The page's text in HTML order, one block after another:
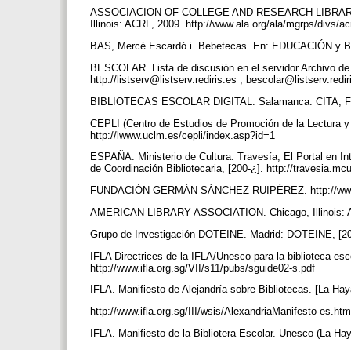
ASSOCIACION OF COLLEGE AND RESEARCH
Illinois: ACRL, 2009. http://www.ala.org/ala/mgrps/
BAS, Mercé Escardó i. Bebetecas. En: EDUCACIÓN y
BESCOLAR. Lista de discusión en el servidor Archivo
http://listserv@listserv.rediris.es ;
BIBLIOTECAS ESCOLAR DIGITAL. Salamanca:
CEPLI (Centro de Estudios de Promoción de la Lectura
http://lwww.uclm.es/cepli/index.asp?id=1
ESPAÑA. Ministerio de Cultura. Travesía, El Portal en
de Coordinación Bibliotecaria, [200-¿]. http://
FUNDACIÓN GERMÁN SÁNCHEZ RUIPÉREZ. http://
AMERICAN LIBRARY ASSOCIATION. Chicago,
Grupo de Investigación DOTEINE. Madrid: DOTEINE,
IFLA Directrices de la IFLA/Unesco para la biblioteca
http://www.ifla.org.sg/VII/s11/pubs/sguide02-s.pdf
IFLA. Manifiesto de Alejandría sobre Bibliotecas. [La
http://www.ifla.org.sg/III/wsis/AlexandriaManifesto-
IFLA. Manifiesto de la Bibliotera Escolar. Unesco (La